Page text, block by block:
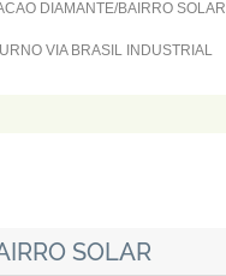
DIAMANTE/BAIRRO
VIA BRASIL INDUSTRIAL
SOLAR